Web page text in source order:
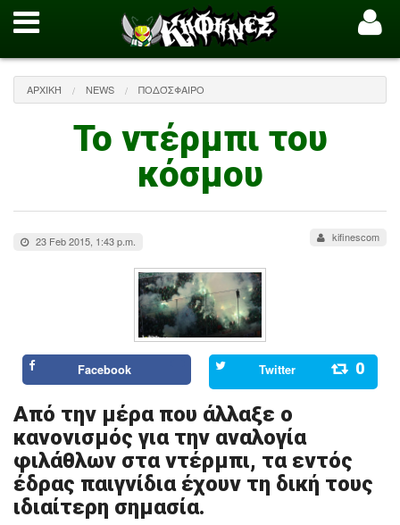
ΑΡΧΙΚΉ NEWS ΠΟΔΌΣΦΑΙΡΟ
Το ντέρμπι του
κόσμου
23 Feb 2015, 1:43 p.m. kifinescom
Facebook Twitter 0
Από την μέρα που άλλαξε ο
κανονισμός για την αναλογία
φιλάθλων στα ντέρμπι, τα εντός
έδρας παιγνίδια έχουν τη δική τους
ιδιαίτερη σημασία.